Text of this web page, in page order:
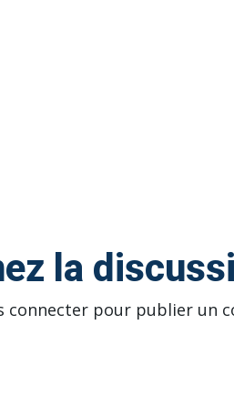
la
connecter pour publier un